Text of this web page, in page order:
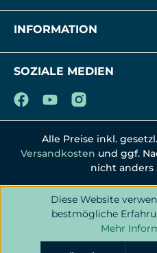
INFORMATION
SOZIALE MEDIEN
Alle Preise inkl.
Versandkosten und ggf.
nicht anders
Diese Website
bestmögliche
Mehr